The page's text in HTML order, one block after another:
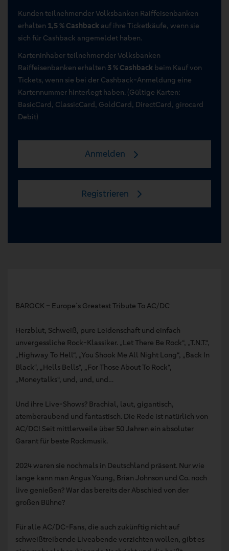
Kunden teilnehmender Volksbanken Raiffeisenbanken
erhalten 1,5 % Cashback auf ihre Ticketkäufe, wenn sie
sich für Cashback angemeldet haben.
Karteninhaber teilnehmender Volksbanken
Raiffeisenbanken erhalten 3 % Cashback beim Kauf von
Tickets, wenn sie bei der Cashback-Anmeldung eine
Kartennummer hinterlegt haben. (Gültige Karten:
BasicCard, ClassicCard, GoldCard, DirectCard, girocard
Debit)
Anmelden
Registrieren
BAROCK – Europe`s Greatest Tribute To AC/DC
Herzblut, Schweiß, pure Leidenschaft und einfach
unvergessliche Rock-Klassiker. „Let There Be Rock“, „T.N.T.“,
„Highway To Hell“, „You Shook Me All Night Long“, „Back In
Black“, „Hells Bells“, „For Those About To Rock“,
„Moneytalks“, und, und, und…
Und ihre Live-Shows? Brachial, laut, gigantisch,
atemberaubend und fantastisch. Die Rede ist natürlich von
AC/DC! Seit mittlerweile über 50 Jahren ein absoluter
Garant für beste Rockmusik.
2024 waren sie nochmals in Deutschland präsent. Nur wie
lange kann man Angus Young, Brian Johnson und Co. noch
live genießen? War das bereits der Abschied von der
großen Bühne?
Für alle AC/DC-Fans, die auch zukünftig nicht auf
schweißtreibende Liveabende verzichten wollen, gibt es